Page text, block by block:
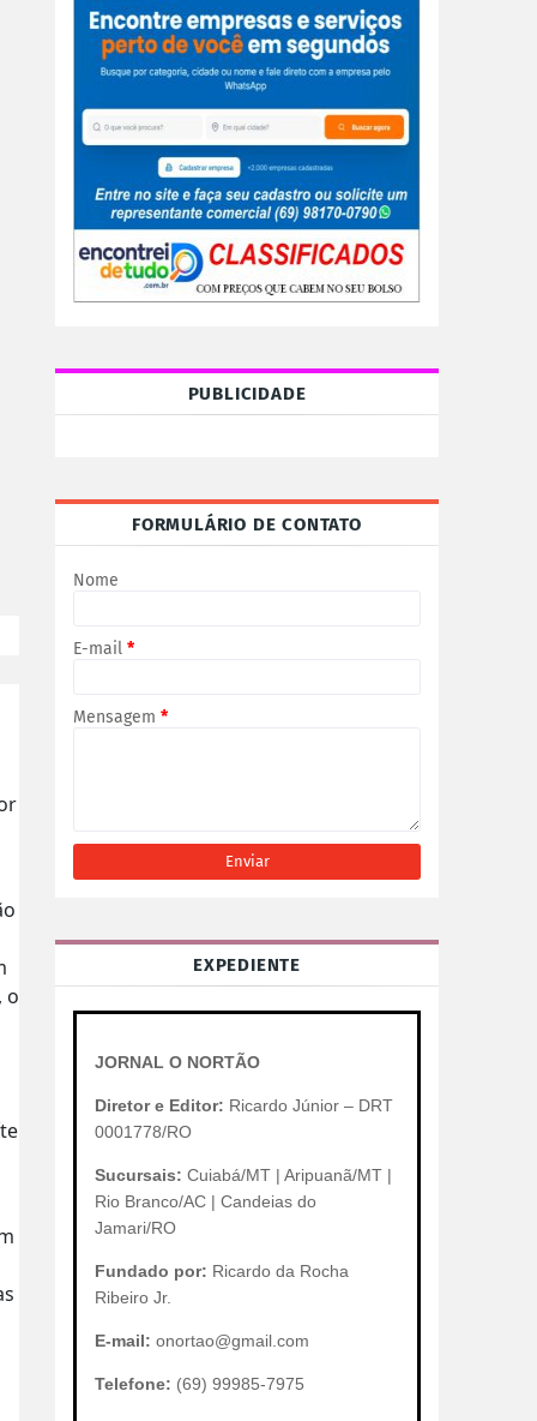
o
PUBLICIDADE
FORMULÁRIO DE CONTATO
Nome
E-mail *
Mensagem *
EXPEDIENTE
JORNAL O NORTÃO
Diretor e Editor: Ricardo Júnior – DRT
0001778/RO
Sucursais: Cuiabá/MT | Aripuanã/MT |
Rio Branco/AC | Candeias do
Jamari/RO
Fundado por: Ricardo da Rocha
Ribeiro Jr.
E-mail: onortao@gmail.com
Telefone: (69) 99985-7975